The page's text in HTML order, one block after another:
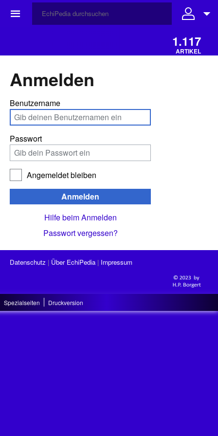
☰
1.117
ARTIKEL
Anmelden
Benutzername
Passwort
Angemeldet bleiben
Anmelden
Hilfe beim Anmelden
Passwort vergessen?
Datenschutz Über EchiPedia Impressum
Spezialseiten Druckversion